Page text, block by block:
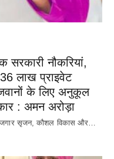
नौकरियां,
लाख प्राइवेट
के लिए अनुकूल
: अमन अरोड़ा
सृजन, कौशल विकास और…